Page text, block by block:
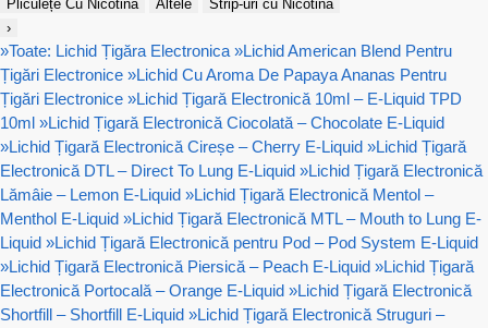
Pliculețe Cu Nicotină Altele
Strip-uri cu Nicotina
›
»Toate: Lichid Țigăra Electronica »Lichid American Blend Pentru
Țigări Electronice »Lichid Cu Aroma De Papaya Ananas Pentru
Țigări Electronice »Lichid Țigară Electronică 10ml – E-Liquid TPD
10ml »Lichid Țigară Electronică Ciocolată – Chocolate E-Liquid
»Lichid Țigară Electronică Cireșe – Cherry E-Liquid »Lichid Țigară
Electronică DTL – Direct To Lung E-Liquid »Lichid Țigară Electronică
Lămâie – Lemon E-Liquid »Lichid Țigară Electronică Mentol –
Menthol E-Liquid »Lichid Țigară Electronică MTL – Mouth to Lung E-
Liquid »Lichid Țigară Electronică pentru Pod – Pod System E-Liquid
»Lichid Țigară Electronică Piersică – Peach E-Liquid »Lichid Țigară
Electronică Portocală – Orange E-Liquid »Lichid Țigară Electronică
Shortfill – Shortfill E-Liquid »Lichid Țigară Electronică Struguri –